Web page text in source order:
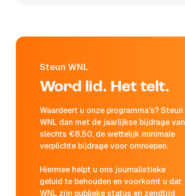
Steun WNL
Word lid. Het telt.
Waardeert u onze programma's? Steun
WNL dan met de jaarlijkse bijdrage van
slechts €8,50, de wettelijk minimale
verplichte bijdrage voor omroepen.
Hiermee helpt u ons journalistieke
geluid te behouden en voorkomt u dat
WNL zijn publieke status en zendtijd